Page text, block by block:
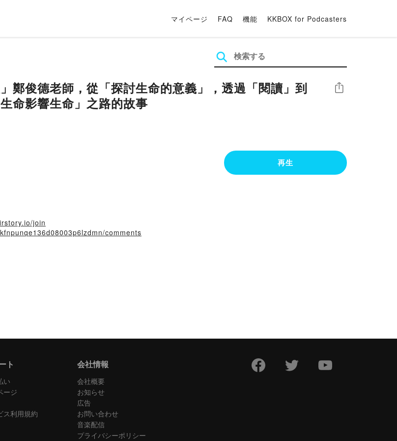
マイページ FAQ 機能 KKBOX for Podcasters
鄭俊德老師，從「探討生命的意義」，透過「閱讀」到
命影響生命」之路的故事
シェア
再生
join
comments
ト
い
ージ
ス利用規約
会社情報
会社概要
お知らせ
広告
お問い合わせ
音楽配信
プライバシーポリシー